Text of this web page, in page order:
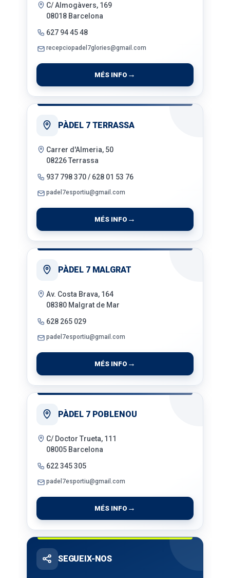
C/ Almogàvers, 169
08018 Barcelona
627 94 45 48
recepciopadel7glories@gmail.com
MÉS INFO
PÀDEL 7 TERRASSA
Carrer d'Almeria, 50
08226 Terrassa
937 798 370/ 628 01 53 76
padel7esportiu@gmail.com
MÉS INFO
PÀDEL 7 MALGRAT
Av. Costa Brava, 164
08380 Malgrat de Mar
628 265 029
padel7esportiu@gmail.com
MÉS INFO
PÀDEL 7 POBLENOU
C/ Doctor Trueta, 111
08005 Barcelona
622 345 305
padel7esportiu@gmail.com
MÉS INFO
SEGUEIX-NOS